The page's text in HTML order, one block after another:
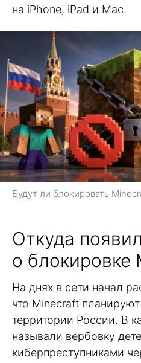
на iPhone, iPad и Mac.
Будут ли блокировать
Откуда
о блокировке
На днях в сети начал
что Minecraft
территории России. В
называли вербовку
киберпреступниками